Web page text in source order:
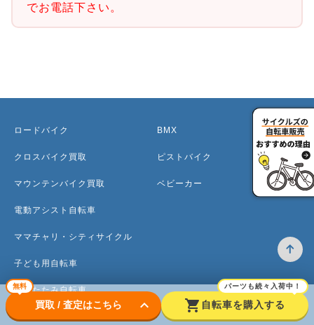
でお電話下さい。
無料
買取 / 査定はこちら keyboard_arrow_down shopping_cart
パーツも続々入荷中！
自転車を購入する
ロードバイク
クロスバイク買取
マウンテンバイク買取
電動アシスト自転車
ママチャリ・シティサイクル
子ども用自転車
折りたたみ自転車
ミニベロ
BMX
ピストバイク
ベビーカー